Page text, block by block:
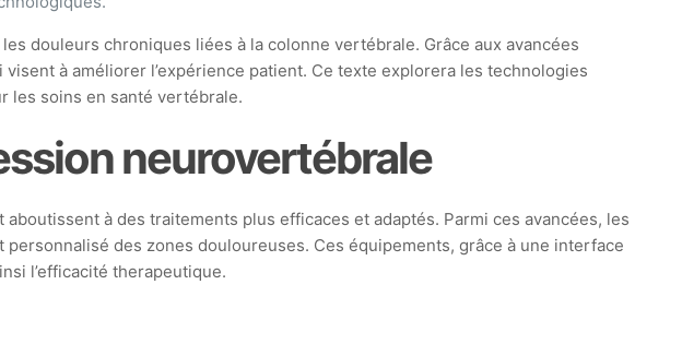
douleurs chroniques liées à la colonne vertébrale. Grâce aux avancées
à améliorer l’expérience patient. Ce texte explorera les technologies
les soins en santé vertébrale.
neurovertébrale
à des traitements plus efficaces et adaptés. Parmi ces avancées, les
des zones douloureuses. Ces équipements, grâce à une interface
l’efficacité therapeutique.